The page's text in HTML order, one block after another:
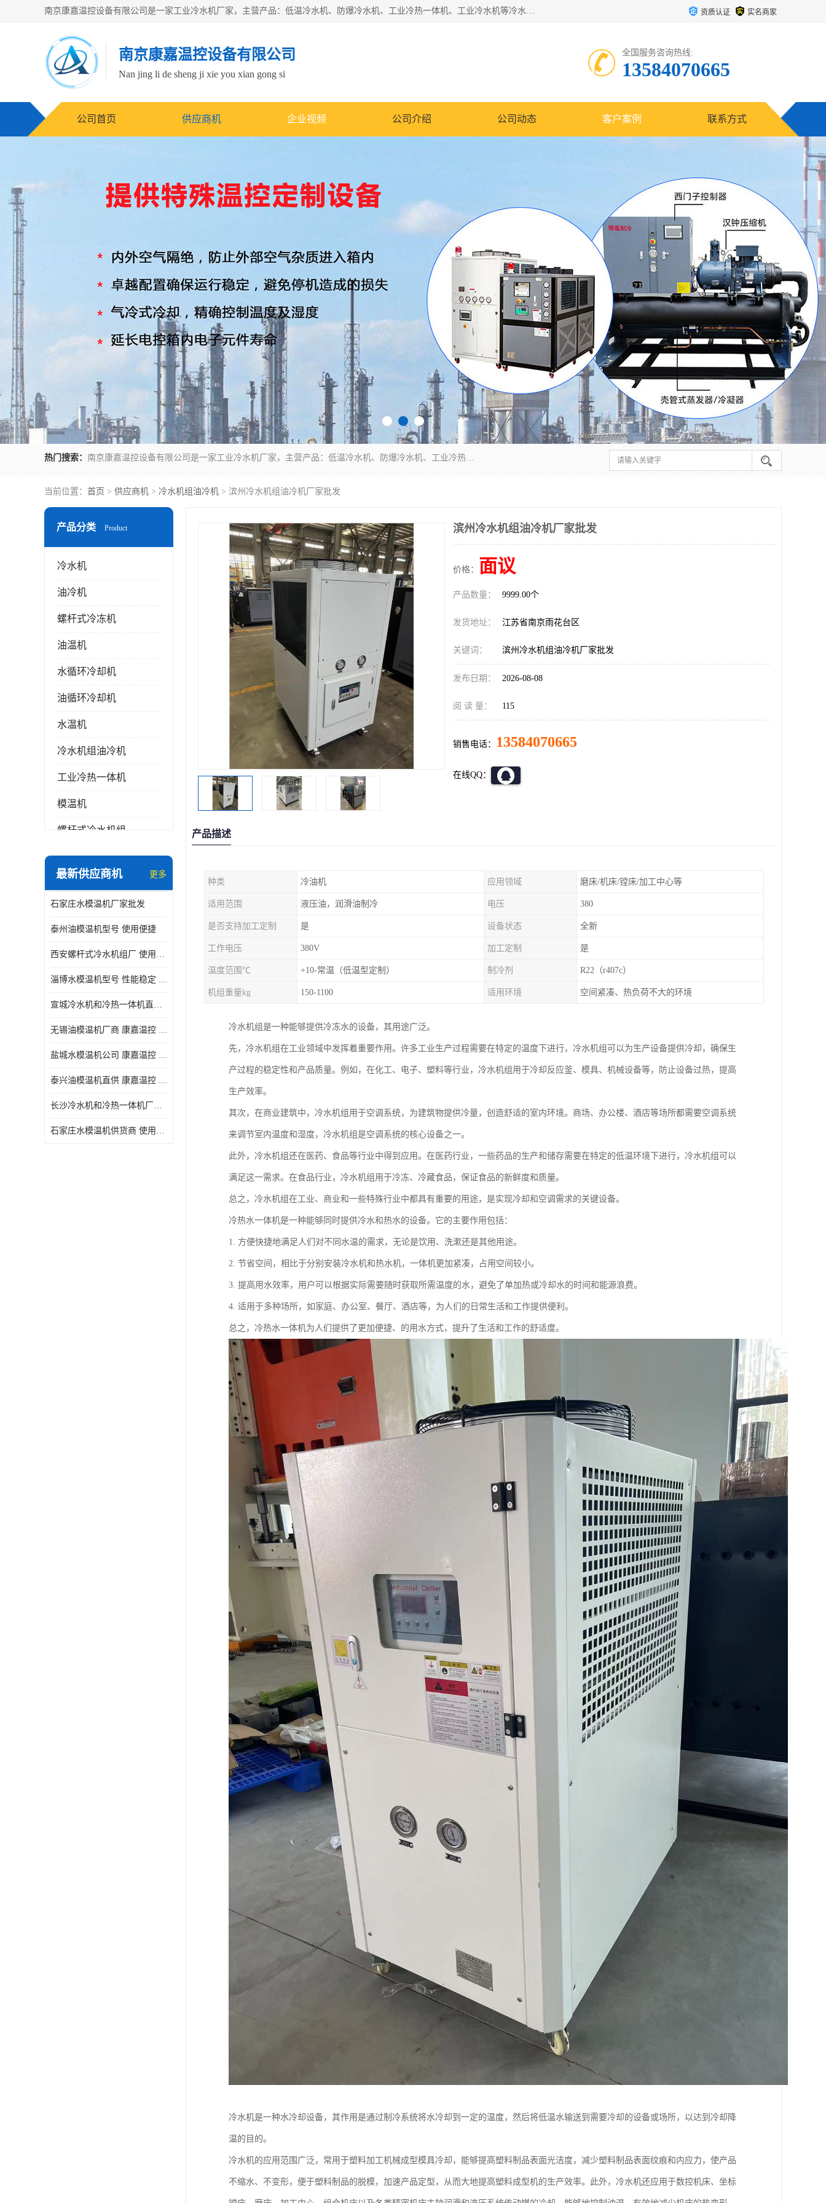
南京康嘉温控设备有限公司是一家工业冷水机厂家，主营产品：低温冷水机、防爆冷水机、工业冷热一体机、工业冷水机等冷水机，公司依托南京工业大学的技术，汇集众多业内技术，不断管理模式，使得我们的产品始终处于国内成员之一水平，在业界享有很高赞誉，是欧洲、北美、中东、东南亚等多个国家和地区。 资质认证 实名商家
南京康嘉温控设备有限公司
Nan jing li de sheng ji xie you xian gong si
全国服务咨询热线:
13584070665
公司首页 供应商机 企业视频 公司介绍 公司动态 客户案例 联系方式
热门搜索： 南京康嘉温控设备有限公司是一家工业冷水机厂家，主营产品：低温冷水机、防爆冷水机、工业冷热一体机、工业冷水机等冷水机，公司依托南京工业大学的技术，汇集众多业内技术，不断管理模式，使得我们的产品始终处于国内成员之一水平，在业界享有很高赞誉，是欧洲、北美、中东、东南亚等多个国家和地区。
当前位置： 首页 > 供应商机 > 冷水机组油冷机 > 滨州冷水机组油冷机厂家批发
产品分类 Product
冷水机
油冷机
螺杆式冷冻机
油温机
水循环冷却机
油循环冷却机
水温机
冷水机组油冷机
工业冷热一体机
模温机
螺杆式冷水机组
冷水机和冷热一体机
防爆冷水机
最新供应商机 更多
石家庄水模温机厂家批发
泰州油模温机型号 使用便捷
西安螺杆式冷水机组厂 使用便捷
淄博水模温机型号 性能稳定 康嘉温控
宣城冷水机和冷热一体机直供 操作方便
无锡油模温机厂商 康嘉温控 性能稳定
盐城水模温机公司 康嘉温控 操作方便
泰兴油模温机直供 康嘉温控 使用便捷
长沙冷水机和冷热一体机厂家电话 库存充足
石家庄水模温机供货商 使用便捷
滨州冷水机组油冷机厂家批发
价格： 面议
产品数量： 9999.00个
发货地址： 江苏省南京雨花台区
关键词： 滨州冷水机组油冷机厂家批发
发布日期： 2026-08-08
阅 读 量： 115
销售电话： 13584070665
在线QQ：
产品描述
种类 冷油机 应用领域 磨床/机床/镗床/加工中心等
适用范围 液压油，润滑油制冷 电压 380
是否支持加工定制 是 设备状态 全新
工作电压 380V 加工定制 是
温度范围℃ +10-常温（低温型定制） 制冷剂 R22（r407c）
机组重量kg 150-1100 适用环境 空间紧凑、热负荷不大的环境
冷水机组是一种能够提供冷冻水的设备，其用途广泛。
先，冷水机组在工业领域中发挥着重要作用。许多工业生产过程需要在特定的温度下进行，冷水机组可以为生产设备提供冷却，确保生
产过程的稳定性和产品质量。例如，在化工、电子、塑料等行业，冷水机组用于冷却反应釜、模具、机械设备等，防止设备过热，提高
生产效率。
其次，在商业建筑中，冷水机组用于空调系统，为建筑物提供冷量，创造舒适的室内环境。商场、办公楼、酒店等场所都需要空调系统
来调节室内温度和湿度，冷水机组是空调系统的核心设备之一。
此外，冷水机组还在医药、食品等行业中得到应用。在医药行业，一些药品的生产和储存需要在特定的低温环境下进行，冷水机组可以
满足这一需求。在食品行业，冷水机组用于冷冻、冷藏食品，保证食品的新鲜度和质量。
总之，冷水机组在工业、商业和一些特殊行业中都具有重要的用途，是实现冷却和空调需求的关键设备。
冷热水一体机是一种能够同时提供冷水和热水的设备。它的主要作用包括：
1. 方便快捷地满足人们对不同水温的需求，无论是饮用、洗漱还是其他用途。
2. 节省空间，相比于分别安装冷水机和热水机，一体机更加紧凑，占用空间较小。
3. 提高用水效率，用户可以根据实际需要随时获取所需温度的水，避免了单加热或冷却水的时间和能源浪费。
4. 适用于多种场所，如家庭、办公室、餐厅、酒店等，为人们的日常生活和工作提供便利。
总之，冷热水一体机为人们提供了更加便捷、的用水方式，提升了生活和工作的舒适度。
冷水机是一种水冷却设备，其作用是通过制冷系统将水冷却到一定的温度，然后将低温水输送到需要冷却的设备或场所，以达到冷却降
温的目的。
冷水机的应用范围广泛，常用于塑料加工机械成型模具冷却，能够提高塑料制品表面光洁度，减少塑料制品表面纹痕和内应力，使产品
不缩水、不变形，便于塑料制品的脱模，加速产品定型，从而大地提高塑料成型机的生产效率。此外，冷水机还应用于数控机床、坐标